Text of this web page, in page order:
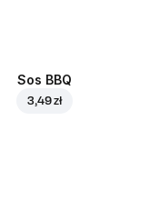
Sos BBQ
3,49 zł